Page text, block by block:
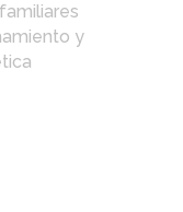
y